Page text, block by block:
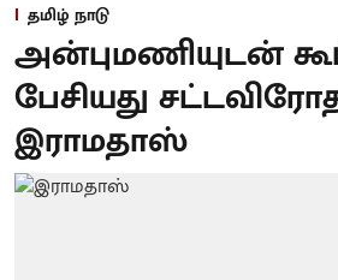
தமிழ் நாடு
அன்புமணியுடன்
பேசியது
இராமதாஸ்